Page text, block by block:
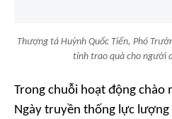
Thượng tá Huỳnh Quốc Tiến, Phó
tỉnh trao quà cho người
Trong chuỗi hoạt động chào
Ngày truyền thống lực lượng